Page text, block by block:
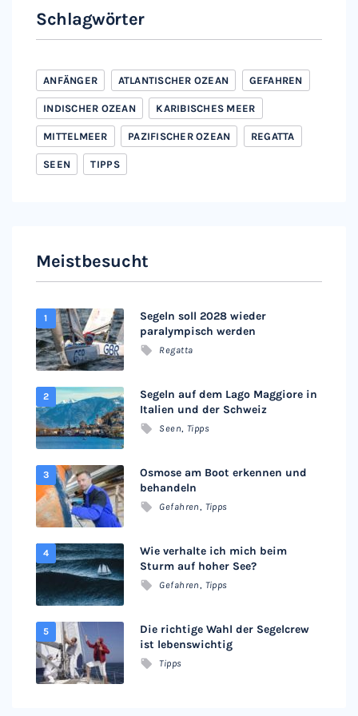
Schlagwörter
ANFÄNGER ATLANTISCHER OZEAN GEFAHREN
INDISCHER OZEAN KARIBISCHES MEER
MITTELMEER PAZIFISCHER OZEAN REGATTA
SEEN TIPPS
Meistbesucht
Segeln soll 2028 wieder
paralympisch werden
Regatta
Segeln auf dem Lago Maggiore in
Italien und der Schweiz
Seen Tipps
Osmose am Boot erkennen und
behandeln
Gefahren Tipps
Wie verhalte ich mich beim
Sturm auf hoher See?
Gefahren Tipps
Die richtige Wahl der Segelcrew
ist lebenswichtig
Tipps